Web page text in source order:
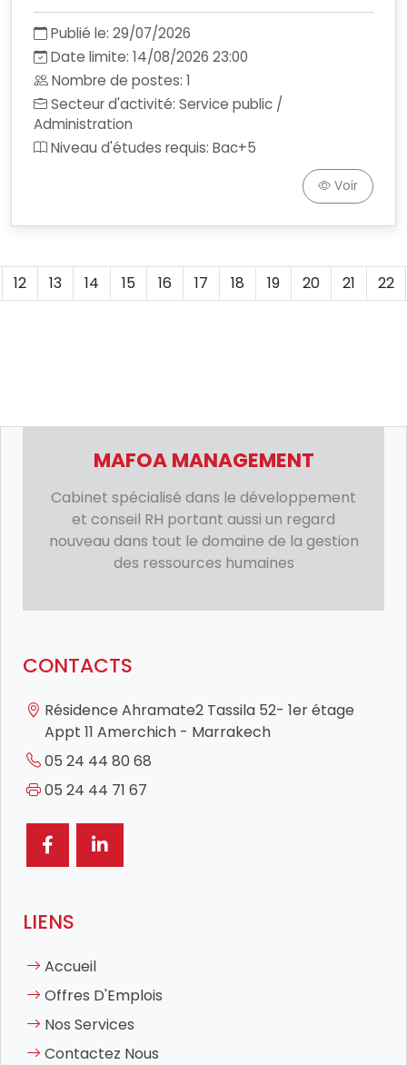
Publié le: 29/07/2026
Date limite: 14/08/2026 23:00
Nombre de postes: 1
Secteur d'activité: Service public /
Administration
Niveau d'études requis: Bac+5
Voir
12 13 14 15 16 17 18 19 20 21 22
MAFOA MANAGEMENT
Cabinet spécialisé dans le développement
et conseil RH portant aussi un regard
nouveau dans tout le domaine de la gestion
des ressources humaines
CONTACTS
Résidence Ahramate2 Tassila 52- 1er étage
Appt 11 Amerchich - Marrakech
05 24 44 80 68
05 24 44 71 67
LIENS
Accueil
Offres D'Emplois
Nos Services
Contactez Nous